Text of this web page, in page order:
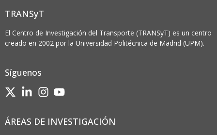
TRANSyT
El Centro de Investigación del Transporte (TRANSyT) es un centro
creado en 2002 por la Universidad Politécnica de Madrid (UPM).
Síguenos
ÁREAS DE INVESTIGACIÓN